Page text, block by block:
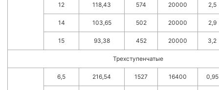
12 118,43 574 20000 2,5
14 103,65 502 20000 2,9
15 93,38 452 20000 3,2
Трехступенчатые
6,5 216,54 1527 16400 0,95